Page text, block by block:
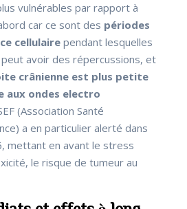
vulnérables par rapport à
car ce sont des périodes
cellulaire pendant lesquelles
avoir des répercussions, et
crânienne est plus petite
aux ondes electro
(Association Santé
a en particulier alerté dans
mettant en avant le stress
le risque de tumeur au